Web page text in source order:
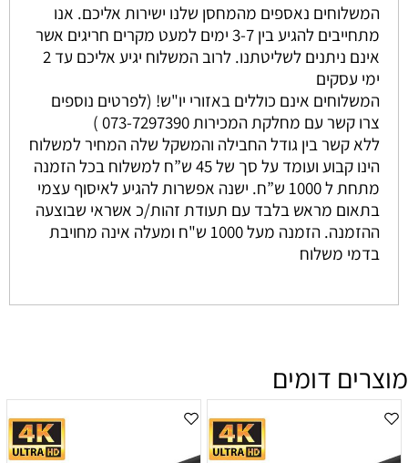
המשלוחים נאספים מהמחסן שלנו ישירות אליכם. אנו
מתחייבים להגיע בין 3-7 ימים למעט מקרים חריגים אשר
אינם ניתנים לשליטתנו. לרוב המשלוח יגיע אליכם עד 2
ימי עסקים
המשלוחים אינם כוללים באזורי יו"ש! (לפרטים נוספים
צרו קשר עם מחלקת המכירות 073-7297390 )
ללא קשר בין גודל החבילה והמשקל שלה המחיר למשלוח
הינו קבוע ועומד על סך של 45 ש”ח למשלוח בכל הזמנה
מתחת ל 1000 ש”ח. ישנה אפשרות להגיע לאיסוף עצמי
בתאום מראש בלבד עם תעודת זהות/כ אשראי שבוצעה
ההזמנה. הזמנה מעל 1000 ש"ח ומעלה אינה מחויבת
בדמי משלוח
מוצרים דומים